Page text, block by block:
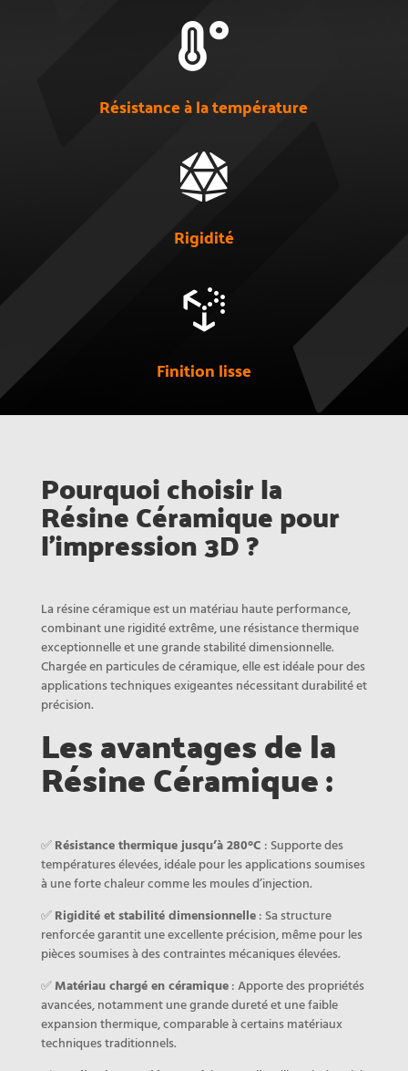

Résistance à la température

Rigidité

Finition lisse
Pourquoi choisir la
Résine Céramique pour
l’impression 3D ?
La résine céramique est un matériau haute performance,
combinant une rigidité extrême, une résistance thermique
exceptionnelle et une grande stabilité dimensionnelle.
Chargée en particules de céramique, elle est idéale pour des
applications techniques exigeantes nécessitant durabilité et
précision.
Les avantages de la
Résine Céramique :
✅Résistance thermique jusqu’à 280°C : Supporte des
températures élevées, idéale pour les applications soumises
à une forte chaleur comme les moules d’injection.
✅Rigidité et stabilité dimensionnelle: Sa structure
renforcée garantit une excellente précision, même pour les
pièces soumises à des contraintes mécaniques élevées.
✅Matériau chargé en céramique: Apporte des propriétés
avancées, notamment une grande dureté et une faible
expansion thermique, comparable à certains matériaux
techniques traditionnels.